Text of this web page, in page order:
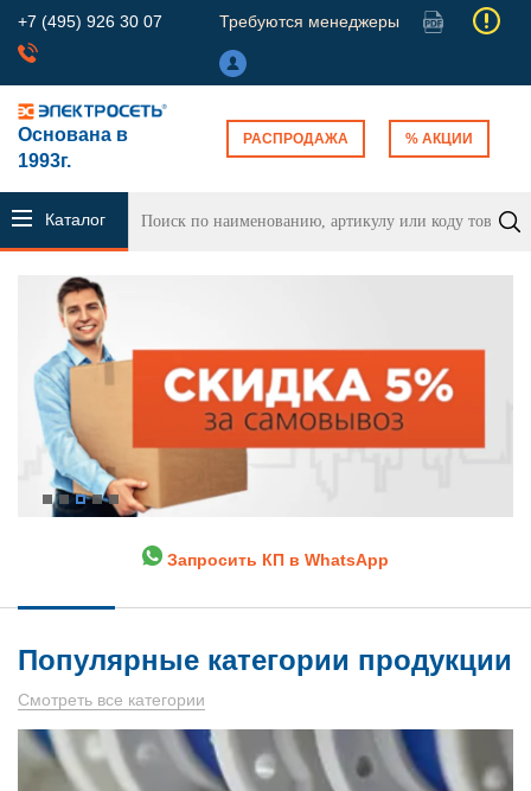
+7 (495) 926 30 07 Требуются менеджеры
Основана в
1993г.
РАСПРОДАЖА % АКЦИИ
Каталог
продукции
Запросить КП в WhatsApp
Популярные категории продукции
Смотреть все категории